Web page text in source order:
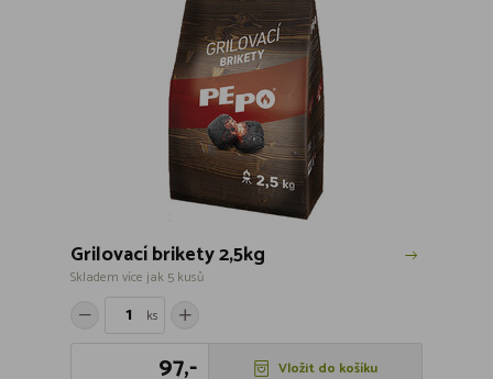
Grilovací brikety 2,5kg
Skladem více jak 5 kusů
ks
97,- Vložit do košíku